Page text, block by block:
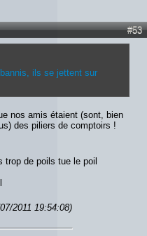
#53
ils se jettent sur
nos amis étaient (sont, bien
des piliers de comptoirs !
de poils tue le poil
2011 19:54:08)